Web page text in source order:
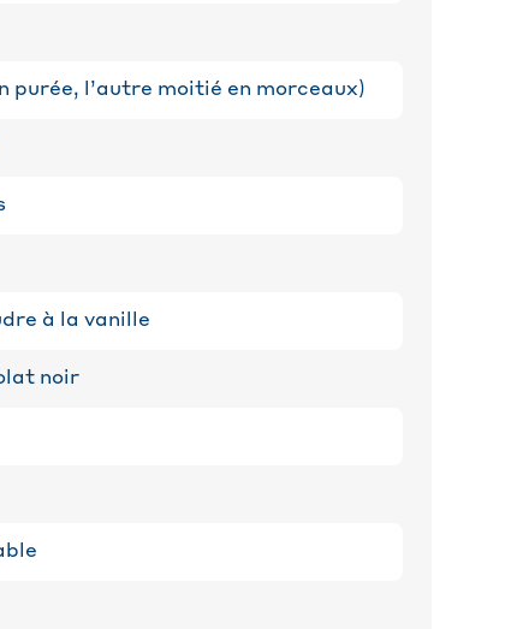
purée, l’autre moitié en morceaux)
à la vanille
noir